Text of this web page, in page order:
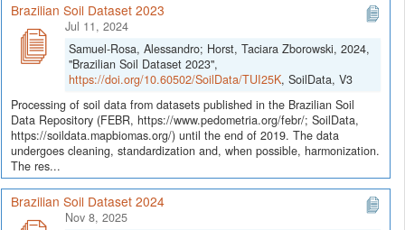
Brazilian Soil Dataset 2023
Jul 11, 2024
Samuel-Rosa, Alessandro; Horst, Taciara Zborowski, 2024,
"Brazilian Soil Dataset 2023",
https://doi.org/10.60502/SoilData/TUI25K, SoilData, V3
Processing of soil data from datasets published in the Brazilian Soil
Data Repository (FEBR, https://www.pedometria.org/febr/; SoilData,
https://soildata.mapbiomas.org/) until the end of 2019. The data
undergoes cleaning, standardization and, when possible, harmonization.
The res...
Brazilian Soil Dataset 2024
Nov 8, 2025